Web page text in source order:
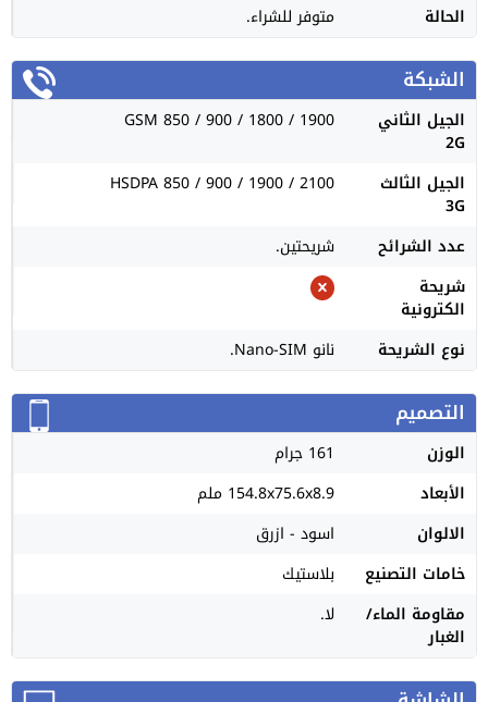
الحالة
متوفر للشراء.
الشبكة
الجيل الثاني
2G
GSM 850 / 900 / 1800 / 1900
الجيل الثالث
3G
HSDPA 850 / 900 / 1900 / 2100
عدد الشرائح
شريحتين.
شريحة
الكترونية
نوع الشريحة
نانو Nano-SIM.
التصميم
الوزن
161 جرام
الأبعاد
154.8x75.6x8.9 ملم
الالوان
اسود - ازرق
خامات التصنيع
بلاستيك
مقاومة الماء/
الغبار
لا.